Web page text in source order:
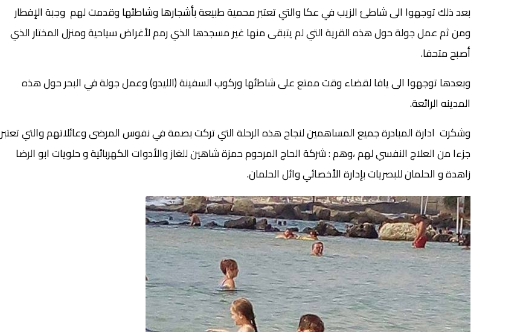
بعد ذلك توجهوا الى شاطئ الزيب في عكا والتي تعتبر محمية طبيعة بأشجارها وشاطئها وقدمت لهم وجبة الإفطار
ومن ثم عمل جولة حول هذه القرية التي لم يتبقى منها غير مسجدها الذي رمم لأغراض سياحية ومنزل المختار الذي
أصبح متحفا.
وبعدها توجهوا الى يافا لقضاء وقت ممتع على شاطئها وركوب السفينة (الليدو) وعمل جولة في البحر حول هذه
المدينه الرائعة.
وشكرت ادارة المبادرة جميع المساهمين لنجاح هذه الرحلة التي تركت بصمة في نفوس المرضى وعائلاتهم والتي تعتبر
جزءا من العلاج النفسي لهم ،وهم : شركة الحاج المرحوم حمزة شاهين للغاز والأدوات الكهربائية و حلويات ابو الرضا
زاهدة و الحلمان للبصريات بإدارة الأخصائي وائل الحلمان.